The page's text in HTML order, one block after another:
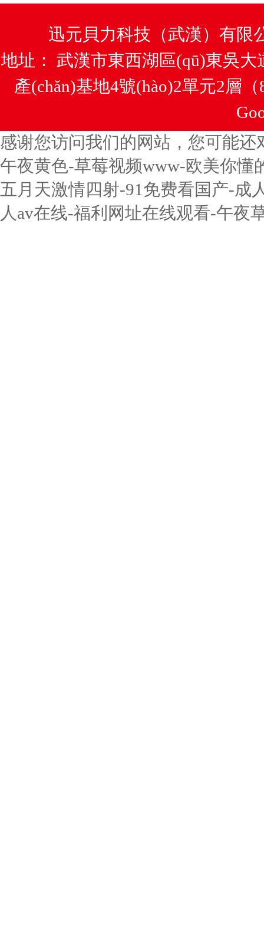
迅元貝力科技（武漢）有限
地址： 武漢市東西湖區(qū)東吳
產(chǎn)基地4號(hào)2單元2層
感谢您访问我们的网站，您可能还
午夜黄色-草莓视频www-欧美你懂
五月天激情四射-91免费看国产-成
人av在线-福利网址在线观看-午夜